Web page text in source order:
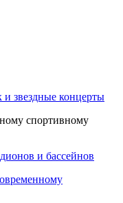
и звездные концерты
спортивному
и бассейнов